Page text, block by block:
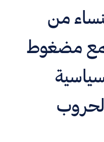
من
مضغوط